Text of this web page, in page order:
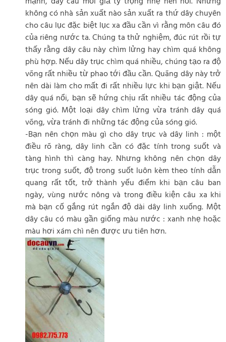
không có nhà sản xuất nào sản xuất ra thứ dây chuyên
cho câu lục đặc biệt lục xa đầu cần vì rằng môn câu đó
của riêng nước ta. Chúng ta thử nghiệm, đúc rút rồi tự
thấy rằng dây câu này chìm lửng hay chìm quá không
phù hợp. Nếu dây trục chìm quá nhiều, chúng tạo ra độ
võng rất nhiều từ phao tới đầu cần. Quãng dây này trở
nên dài làm cho mất đi rất nhiều lực khi bạn giật. Nếu
dây quá nổi, bạn sẽ hứng chịu rất nhiều tác động của
sóng gió. Một loại dây chìm lửng vừa tránh dây quá
võng, vừa tránh đi những tác động của sóng gió.
-Bạn nên chọn màu gì cho dây trục và dây linh : một
điều rõ ràng, dây linh cần có đặc tính trong suốt và
tàng hình thì càng hay. Nhưng không nên chọn dây
trục trong suốt, độ trong suốt luôn kèm theo tính dẫn
quang rất tốt, trở thành yếu điểm khi bạn câu ban
ngày, vùng nước nông và trong điều kiện câu xa khi
mà bạn cố gắng rút ngắn độ dài dây linh xuống. Một
dây câu có màu gần giống màu nước : xanh nhẹ hoặc
màu hơi xám chì nên được ưu tiên hơn.